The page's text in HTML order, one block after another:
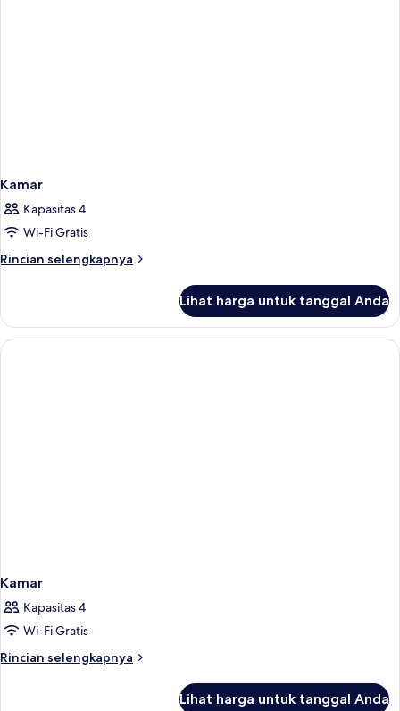
Kamar
Kapasitas 4
Wi-Fi Gratis
Rincian selengkapnya
Rincian
Kamar
Lihat harga untuk tanggal Anda
Kamar
Kapasitas 4
Wi-Fi Gratis
Rincian selengkapnya
Rincian
Lihat harga untuk tanggal Anda